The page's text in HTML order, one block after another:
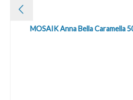
MOSAIK Anna Bella Caramella